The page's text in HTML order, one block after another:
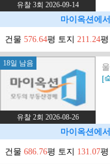
유찰 3회 2026-09-14
마이옥션에
건물 576.64평 토지 211.24평
18일 남음
유찰 2회 2026-08-26
[
마이옥션에
건물 686.76평 토지 131.07평